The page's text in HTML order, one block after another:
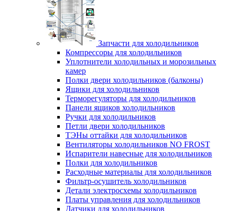
Запчасти для холодильников
Компрессоры для холодильников
Уплотнители холодильных и морозильных
камер
Полки двери холодильников (балконы)
Ящики для холодильников
Терморегуляторы для холодильников
Панели ящиков холодильников
Ручки для холодильников
Петли двери холодильников
ТЭНы оттайки для холодильников
Вентиляторы холодильников NO FROST
Испарители навесные для холодильников
Полки для холодильников
Расходные материалы для холодильников
Фильтр-осушитель холодильников
Детали электросхемы холодильников
Платы управления для холодильников
Датчики для холодильников